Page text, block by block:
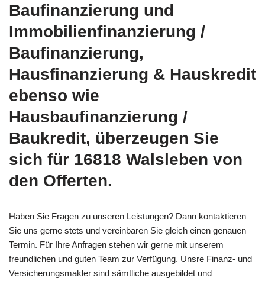
Baufinanzierung und
Immobilienfinanzierung /
Baufinanzierung,
Hausfinanzierung & Hauskredit
ebenso wie
Hausbaufinanzierung /
Baukredit, überzeugen Sie
sich für 16818 Walsleben von
den Offerten.
Haben Sie Fragen zu unseren Leistungen? Dann kontaktieren
Sie uns gerne stets und vereinbaren Sie gleich einen genauen
Termin. Für Ihre Anfragen stehen wir gerne mit unserem
freundlichen und guten Team zur Verfügung. Unsre Finanz- und
Versicherungsmakler sind sämtliche ausgebildet und